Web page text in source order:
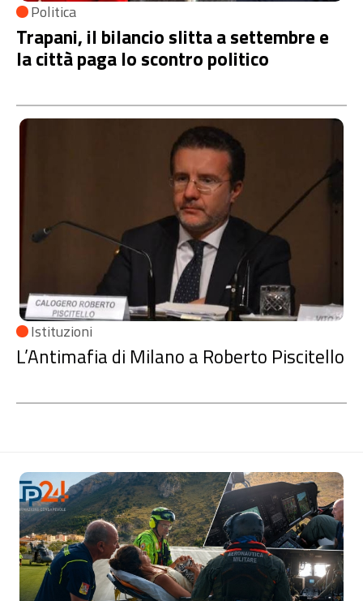
Politica
Trapani, il bilancio slitta a settembre e
la città paga lo scontro politico
Istituzioni
L’Antimafia di Milano a Roberto Piscitello
Sezione
Notizie